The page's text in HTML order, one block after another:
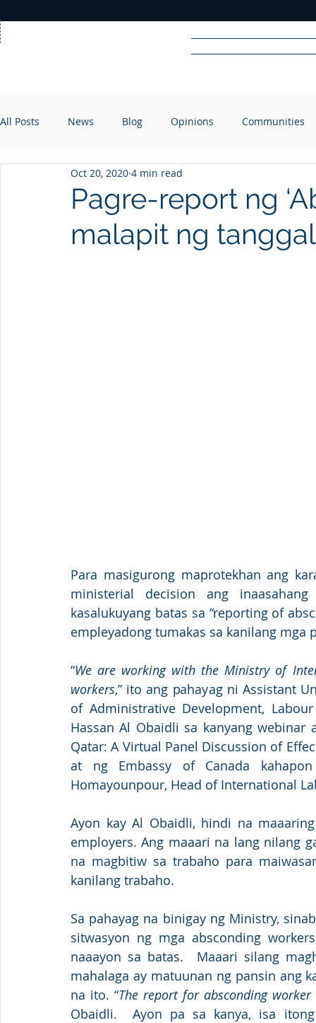
RADIO
All Posts News Blog Opinions Communities
Pagre-report ng
malapit ng
Oct 20, 2020 4 min read
Para masigurong maprotekhan ang
ministerial decision ang
kasalukuyang batas sa “reporting of
empleyadong tumakas sa kanilang
“We are working with the Ministry of
workers,” ito ang pahayag ni Assistant
of Administrative Development,
Hassan Al Obaidli sa kanyang webinar
Qatar: A Virtual Panel Discussion of
at ng Embassy of Canada
Homayounpour, Head of International
Ayon kay Al Obaidli, hindi na
employers. Ang maaari na lang nilang
na magbitiw sa trabaho para
kanilang trabaho.
Sa pahayag na binigay ng Ministry,
sitwasyon ng mga absconding
naaayon sa batas.  Maaari silang
mahalaga ay matuunan ng pansin ang
na ito. “The report for absconding
Obaidli.  Ayon pa sa kanya, isa